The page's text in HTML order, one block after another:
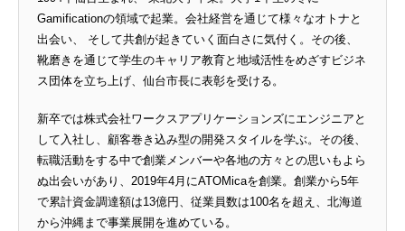
Gamificationの領域で起業。会社経営を通じて様々なオトナと
出会い、 そして共創が起きていく面白さに気付く。その後、
靴磨きを通じて学生のキャリア教育と地域活性をめざすビジネ
ス団体を立ち上げ、仙台市長に表彰を受ける。
新卒では株式会社ワークスアプリケーションズにエンジニアと
して入社し、顧客巻き込み型の開発スタイルを学ぶ。その後、
転職活動をする中で創業メンバーや各地の方々との思いもよら
ぬ出会いがあり、2019年4月にATOMicaを創業。創業から5年
で累計資金調達額は13億円、従業員数は100名を超え、北海道
から沖縄まで事業展開を進めている。